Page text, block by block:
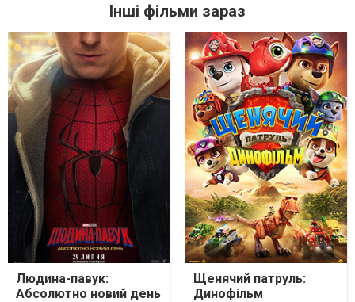
Інші фільми зараз
Людина-павук:
Абсолютно новий день
Щенячий патруль:
Динофільм